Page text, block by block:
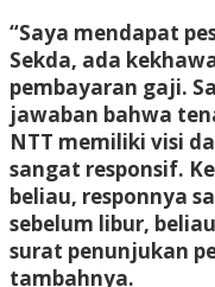
“Saya mendapat
Sekda, ada
pembayaran gaji.
jawaban bahwa
NTT memiliki visi
sangat responsif.
beliau, responnya
sebelum libur,
surat penunjukan
tambahnya.